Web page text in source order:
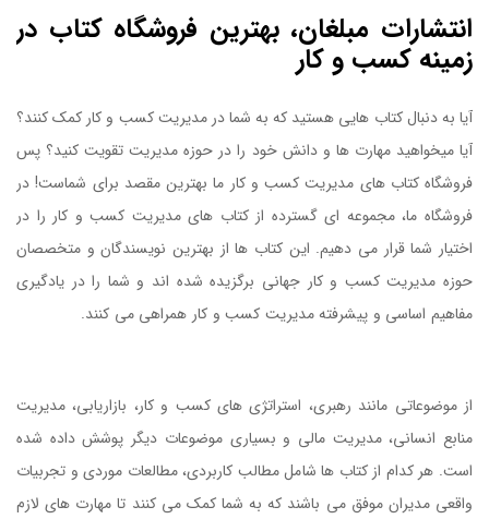
انتشارات مبلغان، بهترین فروشگاه کتاب در
زمینه کسب و کار
آیا به دنبال کتاب هایی هستید که به شما در مدیریت کسب و کار کمک کنند؟
آیا میخواهید مهارت ها و دانش خود را در حوزه مدیریت تقویت کنید؟ پس
فروشگاه کتاب های مدیریت کسب و کار ما بهترین مقصد برای شماست! در
فروشگاه ما، مجموعه ای گسترده از کتاب های مدیریت کسب و کار را در
اختیار شما قرار می دهیم. این کتاب ها از بهترین نویسندگان و متخصصان
حوزه مدیریت کسب و کار جهانی برگزیده شده اند و شما را در یادگیری
مفاهیم اساسی و پیشرفته مدیریت کسب و کار همراهی می کنند.
از موضوعاتی مانند رهبری، استراتژی های کسب و کار، بازاریابی، مدیریت
منابع انسانی، مدیریت مالی و بسیاری موضوعات دیگر پوشش داده شده
است. هر کدام از کتاب ها شامل مطالب کاربردی، مطالعات موردی و تجربیات
واقعی مدیران موفق می باشند که به شما کمک می کنند تا مهارت های لازم